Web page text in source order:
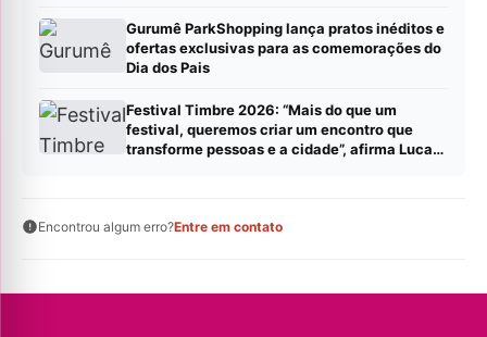
Gurumê ParkShopping lança pratos inéditos e
ofertas exclusivas para as comemorações do
Dia dos Pais
Festival Timbre 2026: “Mais do que um
festival, queremos criar um encontro que
transforme pessoas e a cidade”, afirma Lucas
Encontrou algum erro?Entre em contato